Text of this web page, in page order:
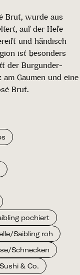
Brut, wurde aus
auf der Hefe
und händisch
ist besonders
der Burgunder-
Gaumen und eine
Brut.
pochiert
Saibling roh
Schnecken
Sushi & Co.